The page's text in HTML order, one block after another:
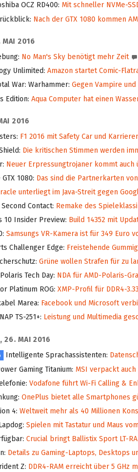
OCZ RD400: Mit schneller NVMe-
: Nach der GTX 1080 kommen
MAI 2016
: No Man's Sky benötigt mehr Zeit
Unlimited: Amazon startet Comic-
War: Warhammer: Gegen Vampire
Edition: Aqua Computer hat einen
2016
: F1 2016 mit Safety Car und
: Die kritischen Stimmen werden
: Neuer Erpressungtrojaner kommt auch
1080: Das sind die Partnerkarten
unterliegt im Java-Streit gegen
Contact: Remake des
10 Insider Preview: Build 14352 mit
: Samsungs VR-Kamera ist für 349 Euro
Challenger Edge: Freistehende
: Grüne wollen Strafen für zu
Tech Day: NDA für AMD-Polaris-
Platinum ROG: XMP-Profil für DDR4-
Marea: Facebook und Microsoft
TS-251+: Leistung und Multimedia
26. MAI 2016
Intelligente Sprachassistenten:
Gaming Titanium: MSI verpackt
: Vodafone führt Wi-Fi Calling &
: OnePlus bietet alle Smartphones
4: Weltweit mehr als 40 Millionen
: Spielen mit Tastatur und Maus
: Crucial bringt Ballistix Sport LT-
: Details zu Gaming-Laptops, Desktops
Z: DDR4-RAM erreicht über 5 GHz